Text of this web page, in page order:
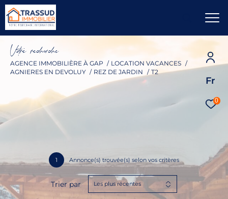
Fr
0
Vore recece
AGENCE IMMOBILIÈRE À GAP
LOCATION VACANCES
AGNIERES EN DEVOLUY
REZ DE JARDIN T2
1 Annonce(s) trouvée(s) selon vos critères
Trier par Les plus récentes